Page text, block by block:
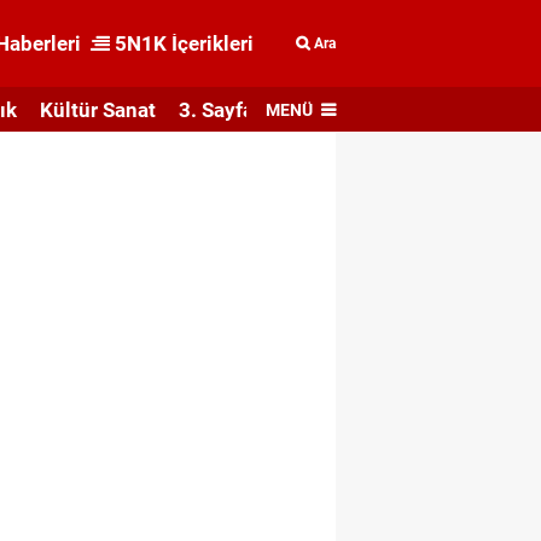
5N1K İçerikleri Ara
Kültür Sanat 3. Sayfa MENÜ